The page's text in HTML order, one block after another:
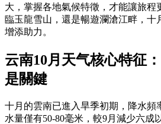
大，掌握各地氣候特徵，才能讓旅程
臨玉龍雪山，還是暢遊瀾滄江畔，十
增添助力。
云南10月天气核心特征
是關鍵
十月的雲南已進入旱季初期，降水頻
水量僅有50-80毫米，較9月減少六成